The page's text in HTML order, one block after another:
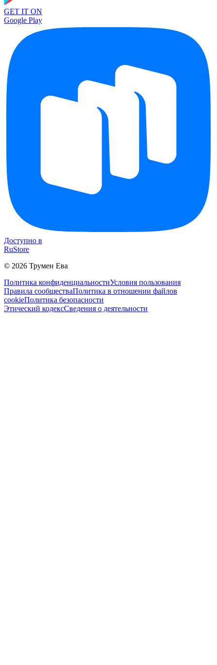
GET IT ON
Google Play
Доступно в
RuStore
© 2026 Трумен Ева
Политика конфиденциальностиУсловия пользования
Правила сообществаПолитика в отношении файлов
cookieПолитика безопасности
Этический кодексСведения о деятельности